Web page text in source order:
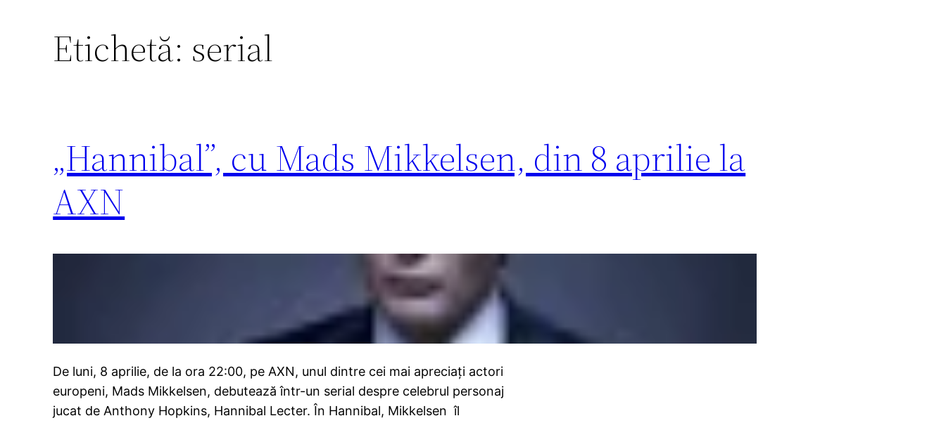
Etichetă: serial
„Hannibal”, cu Mads Mikkelsen, din 8 aprilie la
AXN
De luni, 8 aprilie, de la ora 22:00, pe AXN, unul dintre cei mai apreciați actori
europeni, Mads Mikkelsen, debutează într-un serial despre celebrul personaj
jucat de Anthony Hopkins, Hannibal Lecter. În Hannibal, Mikkelsen îl